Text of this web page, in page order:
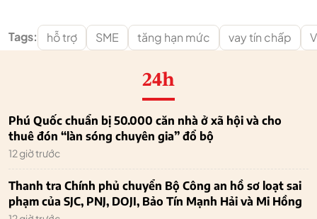
Tags: hỗ trợ SME tăng hạn mức vay tín chấp
24h
Phú Quốc chuẩn bị 50.000 căn nhà ở xã hội và cho
thuê đón “làn sóng chuyên gia” đổ bộ
12 giờ trước
Thanh tra Chính phủ chuyển Bộ Công an hồ sơ loạt sai
phạm của SJC, PNJ, DOJI, Bảo Tín Mạnh Hải và Mi Hồng